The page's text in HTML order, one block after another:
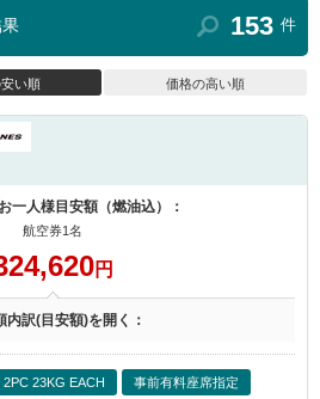
153 件
い順 価格の高い順
一人様目安額（燃油込）：
航空券1名
円
内訳(目安額)を開く：
23KG EACH 事前有料座席指定